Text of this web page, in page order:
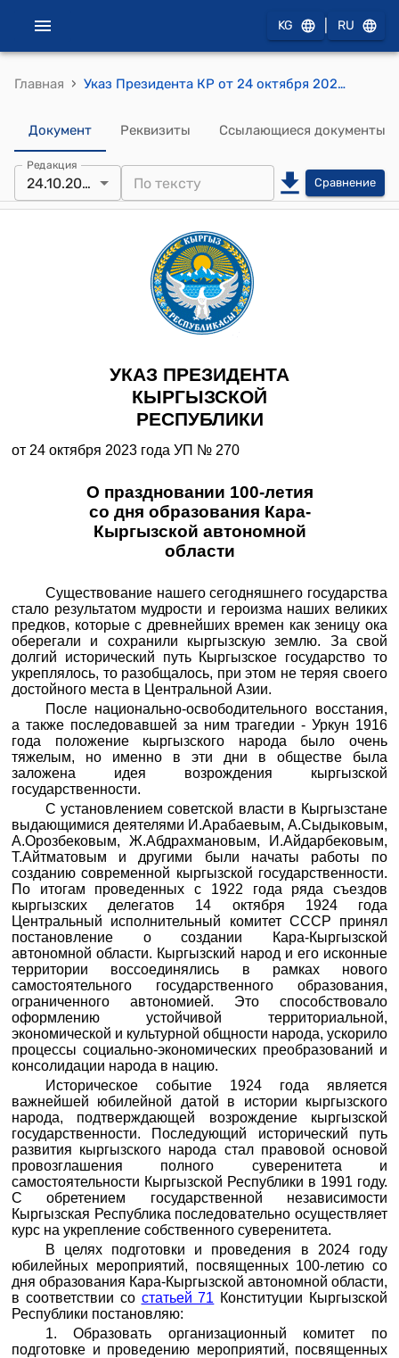
KG RU
Главная › Указ Президента КР от 24 октября 2023 года УП № 270 "О праздновании 100-летия со дня образования Кара-Кыргызской автономной области"
Документ Реквизиты Ссылающиеся документы
Редакция
24.10.2023 Сравнение